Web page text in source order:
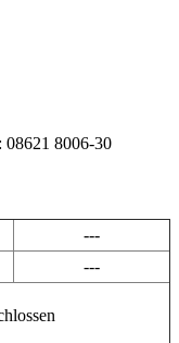
08621 8006-30
---
---